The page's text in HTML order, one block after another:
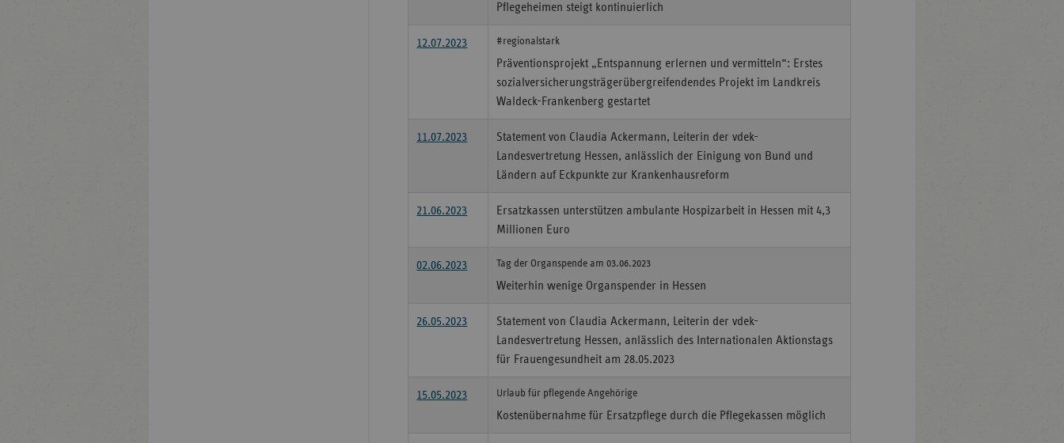
Pflegeheimen steigt kontinuierlich
12.07.2023 #regionalstark
Präventionsprojekt „Entspannung erlernen und vermitteln“: Erstes
sozialversicherungsträgerübergreifendendes Projekt im Landkreis
Waldeck-Frankenberg gestartet
11.07.2023
Statement von Claudia Ackermann, Leiterin der vdek-
Landesvertretung Hessen, anlässlich der Einigung von Bund und
Ländern auf Eckpunkte zur Krankenhausreform
21.06.2023
Ersatzkassen unterstützen ambulante Hospizarbeit in Hessen mit 4,3
Millionen Euro
02.06.2023 Tag der Organspende am 03.06.2023
Weiterhin wenige Organspender in Hessen
26.05.2023
Statement von Claudia Ackermann, Leiterin der vdek-
Landesvertretung Hessen, anlässlich des Internationalen Aktionstags
für Frauengesundheit am 28.05.2023
15.05.2023 Urlaub für pflegende Angehörige
Kostenübernahme für Ersatzpflege durch die Pflegekassen möglich